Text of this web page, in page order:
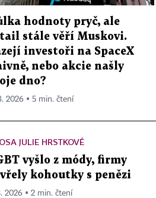
hodnoty pryč, ale
stále věří Muskovi.
investoři na SpaceX
nebo akcie našly
dno?
2026 ▪ 5 min. čtení
JULIE HRSTKOVÉ
vyšlo z módy, firmy
kohoutky s penězi
2026 ▪ 2 min. čtení